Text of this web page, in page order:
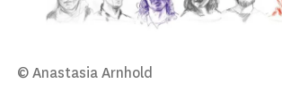
© Anastasia Arnhold